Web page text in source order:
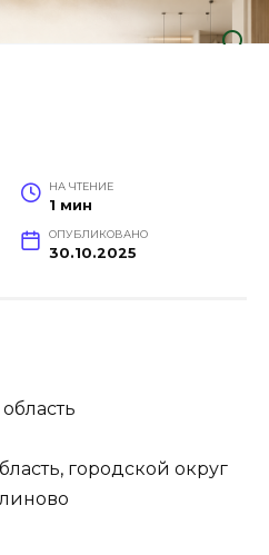
НА ЧТЕНИЕ
1 мин
ОПУБЛИКОВАНО
30.10.2025
городской округ